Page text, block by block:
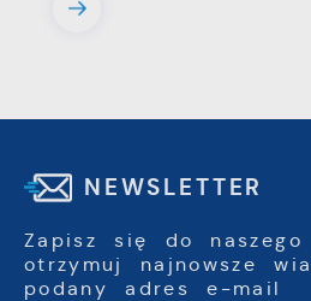
NEWSLETTER
Zapisz się do
otrzymuj najnowsze
podany adres e-mail